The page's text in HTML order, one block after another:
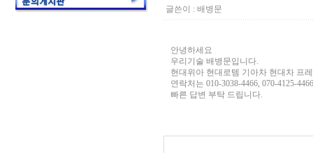
글쓴이 : 배병문
안녕하세요
우리기술 배병문입니다.
현대위아 현대로템 기아차 현대차 프
연락처는 010-3038-4466, 070-4125-4466
빠른 답변 부탁 드립니다.